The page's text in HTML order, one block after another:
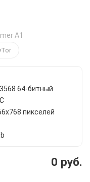
A1
64-битный
пикселей
0 руб.